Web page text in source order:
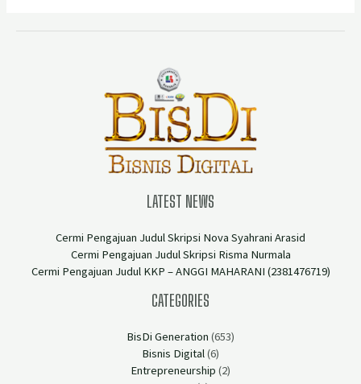
LATEST NEWS
Cermi Pengajuan Judul Skripsi Nova Syahrani Arasid
Cermi Pengajuan Judul Skripsi Risma Nurmala
Cermi Pengajuan Judul KKP – ANGGI MAHARANI (2381476719)
CATEGORIES
BisDi Generation (653)
Bisnis Digital(6)
Entrepreneurship (2)